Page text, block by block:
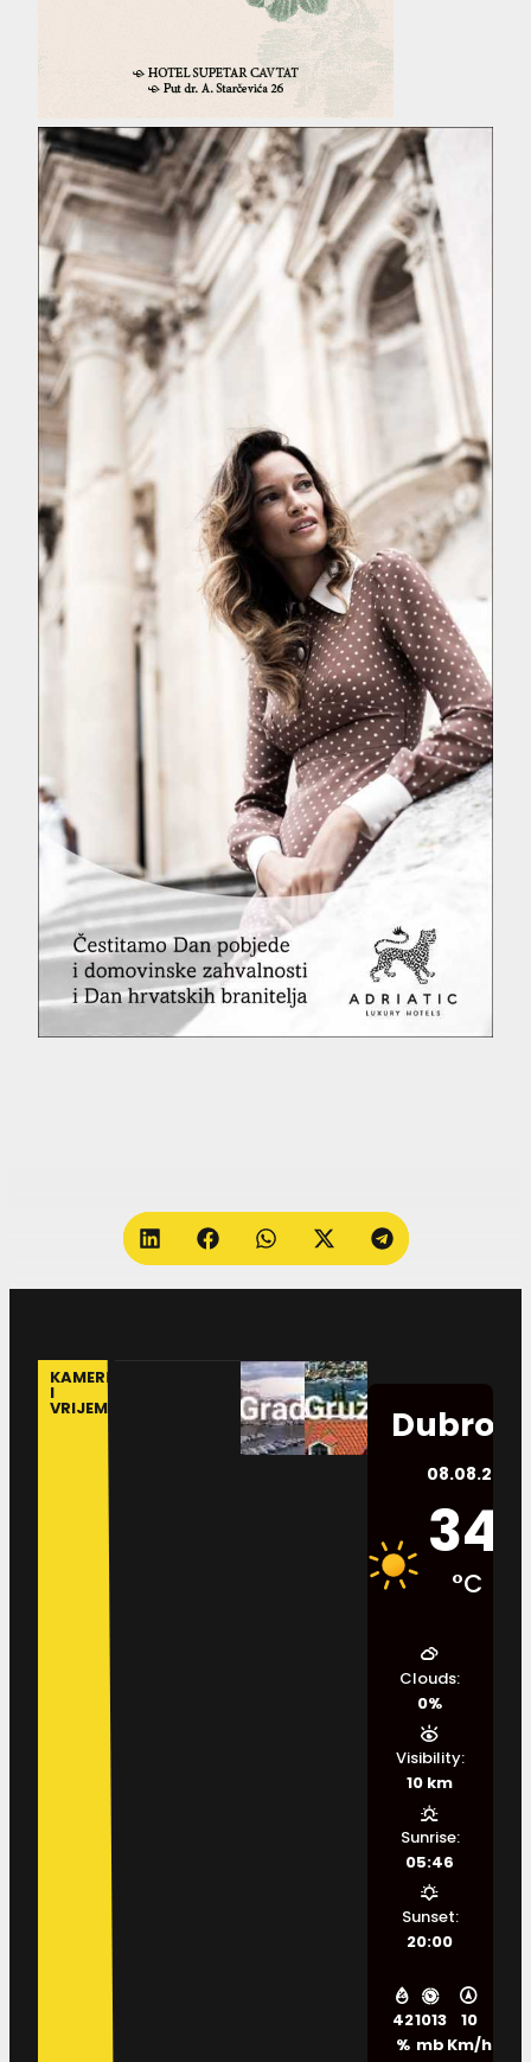
KAMERE
I
VRIJEME
08.08.2026.
34
°C
42
%
1013
mb
10
Km/h
Clouds:
0%
Visibility:
10 km
Sunrise:
05:46
Sunset:
20:00